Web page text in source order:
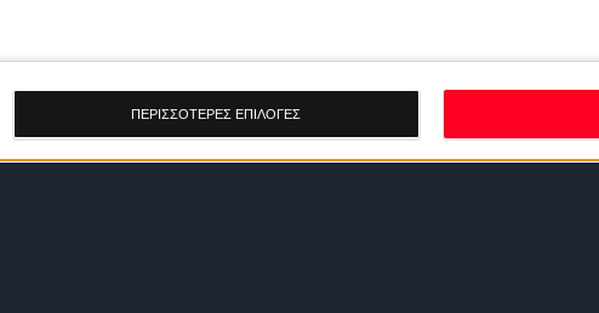
ΠΕΡΙΣΣΟΤΕΡΕΣ ΕΠΙΛΟΓΕΣ